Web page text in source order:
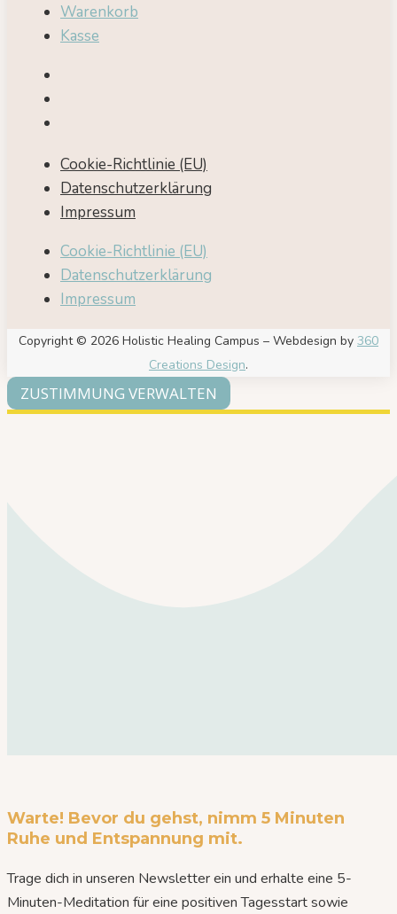
Warenkorb
Kasse
Cookie-Richtlinie (EU)
Datenschutzerklärung
Impressum
Cookie-Richtlinie (EU)
Datenschutzerklärung
Impressum
Copyright © 2026 Holistic Healing Campus – Webdesign by 360
Creations Design.
ZUSTIMMUNG VERWALTEN
Warte! Bevor du gehst, nimm 5 Minuten
Ruhe und Entspannung mit.
Trage dich in unseren Newsletter ein und erhalte eine 5-
Minuten-Meditation für eine positiven Tagesstart sowie